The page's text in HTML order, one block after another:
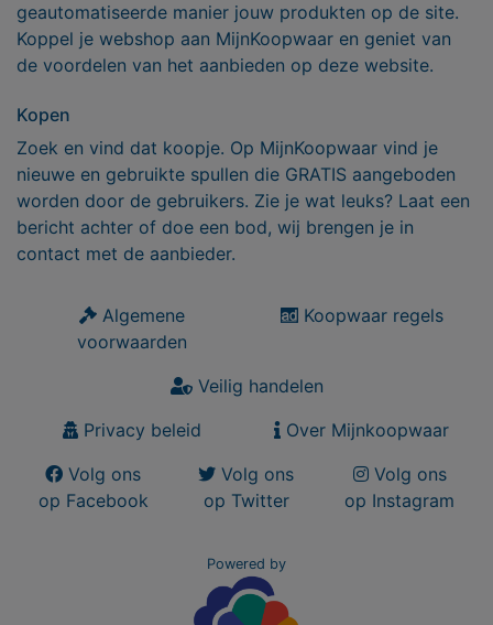
geautomatiseerde manier jouw produkten op de site.
Koppel je webshop aan MijnKoopwaar en geniet van
de voordelen van het aanbieden op deze website.
Kopen
Zoek en vind dat koopje. Op MijnKoopwaar vind je
nieuwe en gebruikte spullen die GRATIS aangeboden
worden door de gebruikers. Zie je wat leuks? Laat een
bericht achter of doe een bod, wij brengen je in
contact met de aanbieder.
Algemene
voorwaarden
Koopwaar regels
Veilig handelen
Privacy beleid
Over Mijnkoopwaar
Volg ons
op Facebook
Volg ons
op Twitter
Volg ons
op Instagram
Powered by